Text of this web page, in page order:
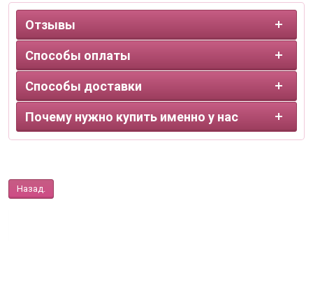
Отзывы
Способы оплаты
Способы доставки
Почему нужно купить именно у нас
Назад.